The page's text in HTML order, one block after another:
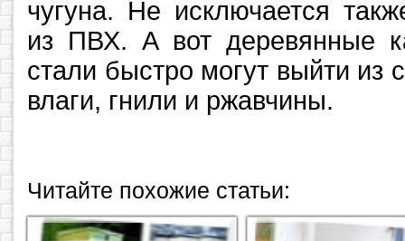
чугуна. Не исключается
из ПВХ. А вот деревянные
стали быстро могут выйти из
влаги, гнили и ржавчины.
Читайте похожие статьи: